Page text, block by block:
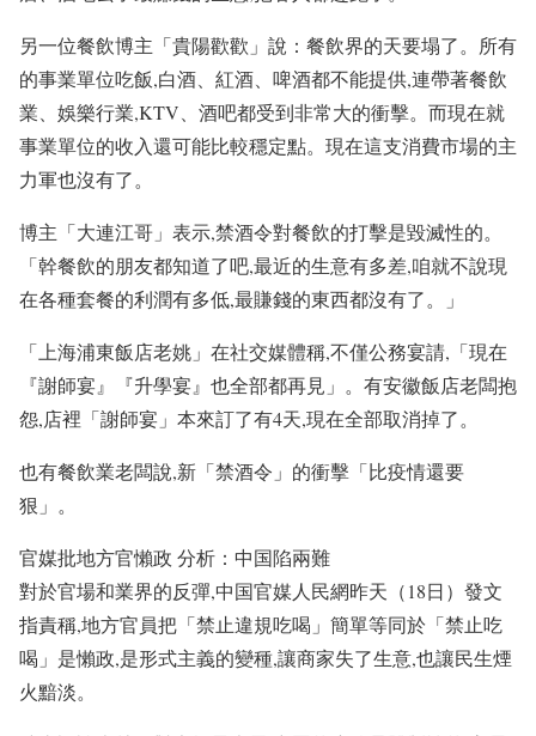
另一位餐飲博主「貴陽歡歡」說：餐飲界的天要塌了。所有
的事業單位吃飯,白酒、紅酒、啤酒都不能提供,連帶著餐飲
業、娛樂行業,KTV、酒吧都受到非常大的衝擊。而現在就
事業單位的收入還可能比較穩定點。現在這支消費市場的主
力軍也沒有了。
博主「大連江哥」表示,禁酒令對餐飲的打擊是毀滅性的。
「幹餐飲的朋友都知道了吧,最近的生意有多差,咱就不說現
在各種套餐的利潤有多低,最賺錢的東西都沒有了。」
「上海浦東飯店老姚」在社交媒體稱,不僅公務宴請,「現在
『謝師宴』『升學宴』也全部都再見」。有安徽飯店老闆抱
怨,店裡「謝師宴」本來訂了有4天,現在全部取消掉了。
也有餐飲業老闆說,新「禁酒令」的衝擊「比疫情還要
狠」。
官媒批地方官懶政 分析：中国陷兩難
對於官場和業界的反彈,中国官媒人民網昨天（18日）發文
指責稱,地方官員把「禁止違規吃喝」簡單等同於「禁止吃
喝」是懶政,是形式主義的變種,讓商家失了生意,也讓民生煙
火黯淡。